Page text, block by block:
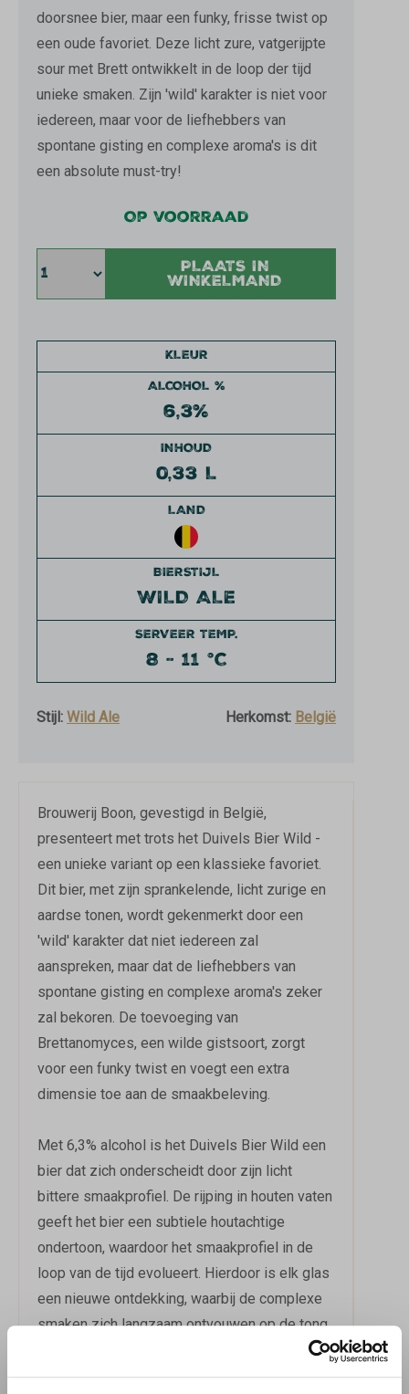
doorsnee bier, maar een funky, frisse twist op
een oude favoriet. Deze licht zure, vatgerijpte
sour met Brett ontwikkelt in de loop der tijd
unieke smaken. Zijn 'wild' karakter is niet voor
iedereen, maar voor de liefhebbers van
spontane gisting en complexe aroma's is dit
een absolute must-try!
KLEUR
ALCOHOL %
6,3%
INHOUD
0,33 L
LAND
BIERSTIJL
WILD ALE
SERVEER TEMP.
8 - 11 °C
Stijl: Wild Ale Herkomst: België
Op voorraad
PLAATS IN
WINKELMAND
Brouwerij Boon, gevestigd in België,
presenteert met trots het Duivels Bier Wild -
een unieke variant op een klassieke favoriet.
Dit bier, met zijn sprankelende, licht zurige en
aardse tonen, wordt gekenmerkt door een
'wild' karakter dat niet iedereen zal
aanspreken, maar dat de liefhebbers van
spontane gisting en complexe aroma's zeker
zal bekoren. De toevoeging van
Brettanomyces, een wilde gistsoort, zorgt
voor een funky twist en voegt een extra
dimensie toe aan de smaakbeleving.
Met 6,3% alcohol is het Duivels Bier Wild een
bier dat zich onderscheidt door zijn licht
bittere smaakprofiel. De rijping in houten vaten
geeft het bier een subtiele houtachtige
ondertoon, waardoor het smaakprofiel in de
loop van de tijd evolueert. Hierdoor is elk glas
een nieuwe ontdekking, waarbij de complexe
smaken zich langzaam ontvouwen op de tong.
Het Duivels Bier Wild is een veelzijdige